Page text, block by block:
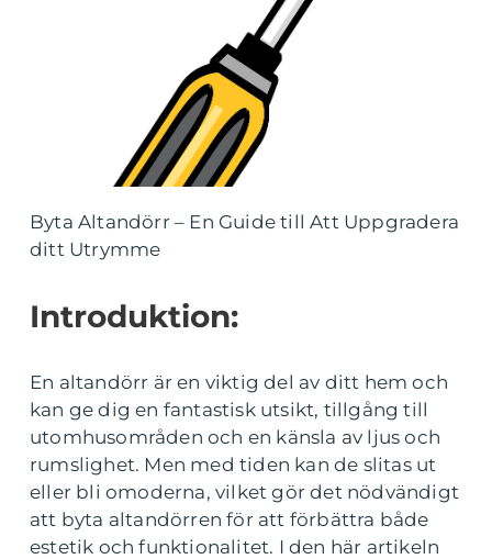
Byta Altandörr – En Guide till Att Uppgradera
ditt Utrymme
Introduktion:
En altandörr är en viktig del av ditt hem och
kan ge dig en fantastisk utsikt, tillgång till
utomhusområden och en känsla av ljus och
rumslighet. Men med tiden kan de slitas ut
eller bli omoderna, vilket gör det nödvändigt
att byta altandörren för att förbättra både
estetik och funktionalitet. I den här artikeln